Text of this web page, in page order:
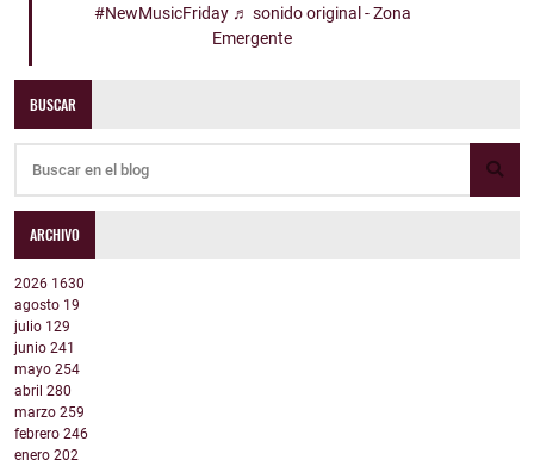
#NewMusicFriday ♬ sonido original - Zona
Emergente
BUSCAR
ARCHIVO
2026 1630
agosto 19
julio 129
junio 241
mayo 254
abril 280
marzo 259
febrero 246
enero 202